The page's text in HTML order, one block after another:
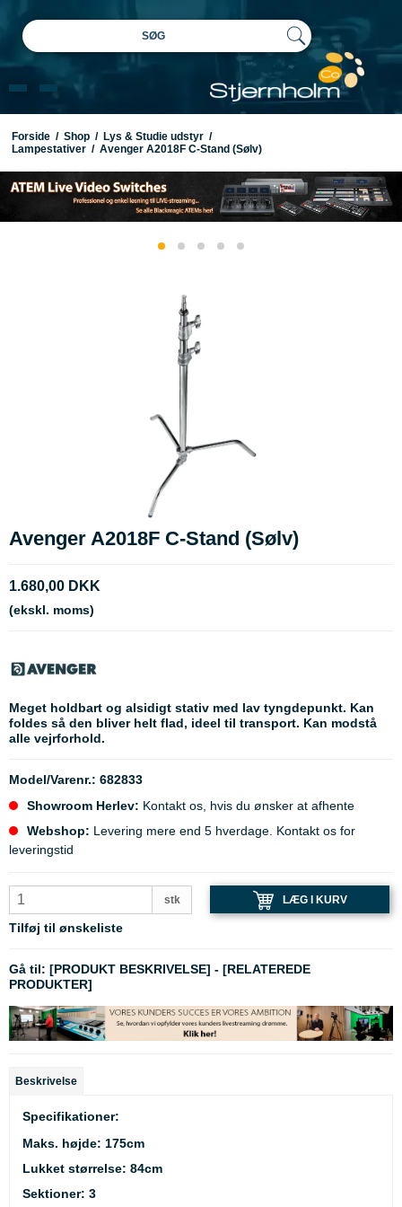
SØG
Forside / Shop / Lys & Studie udstyr /
Lampestativer / Avenger A2018F C-Stand (Sølv)
Avenger A2018F C-Stand (Sølv)
1.680,00 DKK
(ekskl. moms)
Meget holdbart og alsidigt stativ med lav tyngdepunkt. Kan
foldes så den bliver helt flad, ideel til transport. Kan modstå
alle vejrforhold.
Model/Varenr.: 682833
Showroom Herlev: Kontakt os, hvis du ønsker at afhente
Webshop: Levering mere end 5 hverdage. Kontakt os for
leveringstid
stk LÆG I KURV
Tilføj til ønskeliste
Gå til: [PRODUKT BESKRIVELSE] - [RELATEREDE
PRODUKTER]
Beskrivelse
Specifikationer:
Maks. højde: 175cm
Lukket størrelse: 84cm
Sektioner: 3